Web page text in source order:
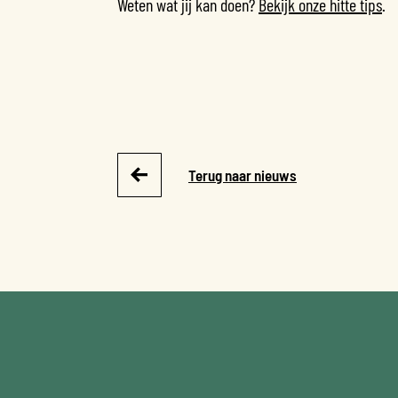
Weten wat jij kan doen? Bekijk onze hitte tips.
Terug naar nieuws